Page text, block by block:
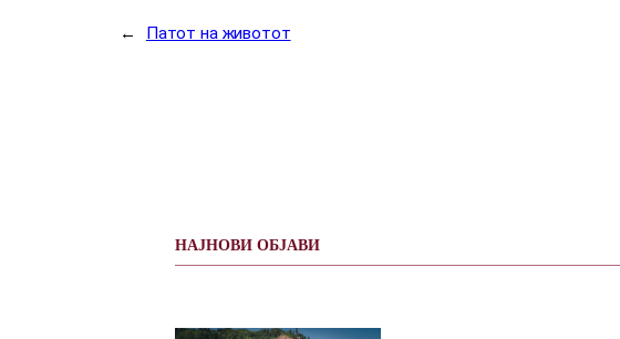
← Патот на животот
НАЈНОВИ ОБЈАВИ